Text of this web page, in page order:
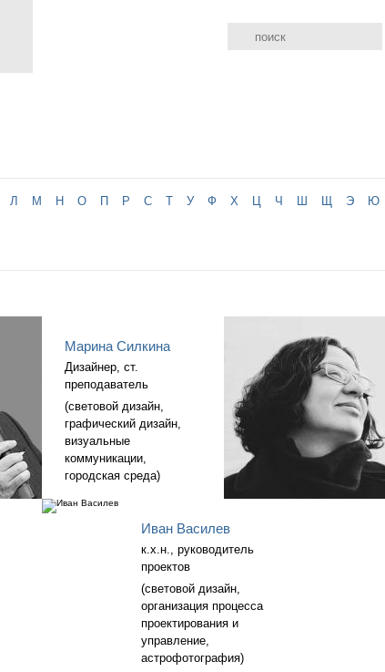
Л М Н О П Р С Т У Ф Х Ц Ч Ш Щ Э Ю
Марина Силкина
Дизайнер, ст.
преподаватель
(световой дизайн,
графический дизайн,
визуальные
коммуникации,
городская среда)
Иван Василев
к.х.н., руководитель
проектов
(световой дизайн,
организация процесса
проектирования и
управление,
астрофотография)